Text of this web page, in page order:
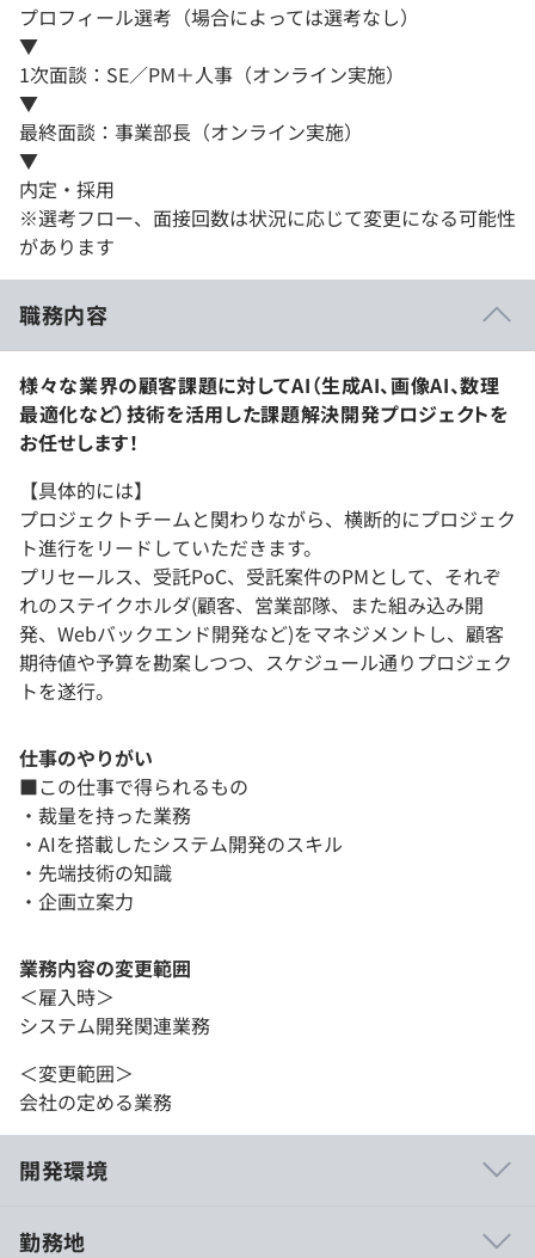
プロフィール選考（場合によっては選考なし）
▼
1次面談：SE／PM＋人事（オンライン実施）
▼
最終面談：事業部長（オンライン実施）
▼
内定・採用
※選考フロー、面接回数は状況に応じて変更になる可能性
があります
職務内容
様々な業界の顧客課題に対してAI（生成AI、画像AI、数理
最適化など）技術を活用した課題解決開発プロジェクトを
お任せします！
【具体的には】
プロジェクトチームと関わりながら、横断的にプロジェク
ト進行をリードしていただきます。
プリセールス、受託PoC、受託案件のPMとして、それぞ
れのステイクホルダ(顧客、営業部隊、また組み込み開
発、Webバックエンド開発など)をマネジメントし、顧客
期待値や予算を勘案しつつ、スケジュール通りプロジェク
トを遂行。
仕事のやりがい
■この仕事で得られるもの
・裁量を持った業務
・AIを搭載したシステム開発のスキル
・先端技術の知識
・企画立案力
業務内容の変更範囲
＜雇入時＞
システム開発関連業務
＜変更範囲＞
会社の定める業務
開発環境
勤務地